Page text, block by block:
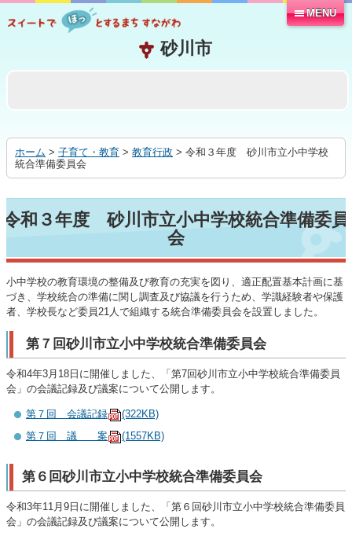
る
MENU
ホーム > 子育て・教育 > 教育行政 > 令和３年度 砂川市立小中学校
統合準備委員会
令和３年度 砂川市立小中学校統合準備委員
会
小中学校の教育環境の整備及び教育の充実を図り、適正配置基本計画に基
づき、学校統合の準備に関し調査及び協議を行うため、学識経験者や保護
者、学校長など委員21人で組織する統合準備委員会を設置しました。
第７回砂川市立小中学校統合準備委員会
令和4年3月18日に開催しました、「第7回砂川市立小中学校統合準備委員
会」の会議記録及び議案について公開します。
第７回 会議記録
(322KB)
第７回 議 案
(1557KB)
第６回砂川市立小中学校統合準備委員会
令和3年11月9日に開催しました、「第６回砂川市立小中学校統合準備委員
会」の会議記録及び議案について公開します。